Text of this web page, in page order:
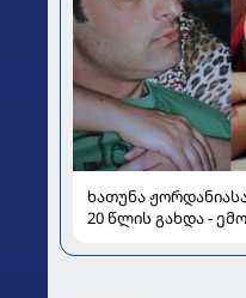
ხათუნა
20 წლის გახდა -